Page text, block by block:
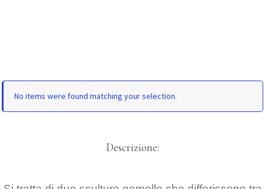
No items were found matching your selection.
Descrizione: